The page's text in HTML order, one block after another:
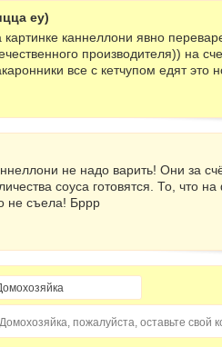
еу)
картинке каннеллони явно
производителя)) на
все с кетчупом едят это
не надо варить! Они за
соуса готовятся. То, что
не съела! Бррр
Домохозяйка, пожалуйста, оставьте свой